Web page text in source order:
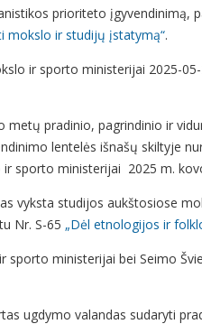
prioriteto įgyvendinimą,
mokslo ir studijų įstatymą“.
ir sporto ministerijai 2025-
metų pradinio, pagrindinio ir
lentelės išnašų skiltyje
sporto ministerijai 2025 m.
vyksta studijos aukštosiose
Nr. S-65 „Dėl etnologijos ir
ministerijai bei Seimo
ugdymo valandas sudaryti